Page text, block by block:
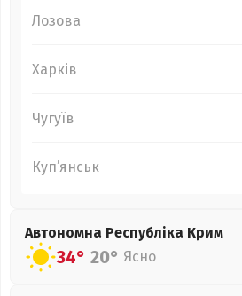
Лозова
Харків
Чугуїв
Куп’янськ
Автономна Республіка Крим
34° 20° Ясно